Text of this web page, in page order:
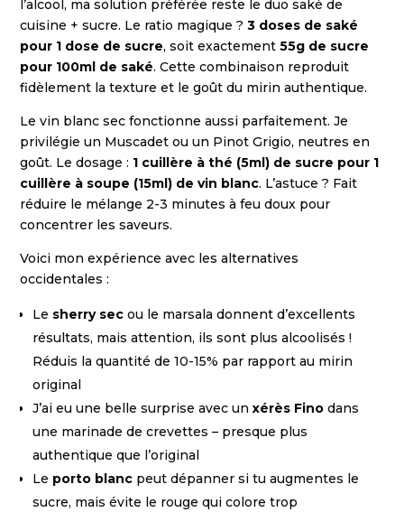
l’alcool, ma solution préférée reste le duo saké de
cuisine + sucre. Le ratio magique ?3 doses de saké
pour 1 dose de sucre, soit exactement55g de sucre
pour 100ml de saké. Cette combinaison reproduit
fidèlement la texture et le goût du mirin authentique.
Le vin blanc sec fonctionne aussi parfaitement. Je
privilégie un Muscadet ou un Pinot Grigio, neutres en
goût. Le dosage : 1 cuillère à thé (5ml) de sucre pour 1
cuillère à soupe (15ml) de vin blanc. L’astuce ? Fait
réduire le mélange 2-3 minutes à feu doux pour
concentrer les saveurs.
Voici mon expérience avec les alternatives
occidentales :
Le sherry sec ou le marsala donnent d’excellents
résultats, mais attention, ils sont plus alcoolisés !
Réduis la quantité de 10-15% par rapport au mirin
original
J’ai eu une belle surprise avec unxérès Fino dans
une marinade de crevettes – presque plus
authentique que l’original
Le porto blanc peut dépanner si tu augmentes le
sucre, mais évite le rouge qui colore trop